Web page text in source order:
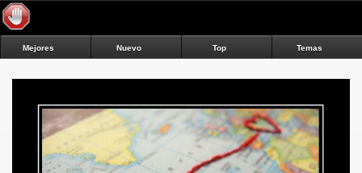
Mejores Nuevo Top Temas